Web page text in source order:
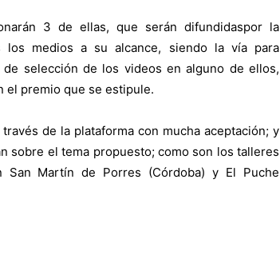
3 de ellas, que serán difundidaspor la
los medios a su alcance, siendo la vía para
selección de los videos en alguno de ellos,
el premio que se estipule.
de la plataforma con mucha aceptación; y
sobre el tema propuesto; como son los talleres
San Martín de Porres (Córdoba) y El Puche